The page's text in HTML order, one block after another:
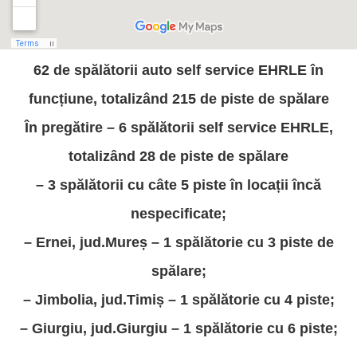
62 de spălătorii auto self service EHRLE în
funcțiune, totalizând 215 de piste de spălare
În pregătire – 6 spălătorii self service EHRLE,
totalizând 28 de piste de spălare
– 3 spălătorii cu câte 5 piste în locații încă
nespecificate;
– Ernei, jud.Mureș – 1 spălătorie cu 3 piste de
spălare;
– Jimbolia, jud.Timiș – 1 spălătorie cu 4 piste;
– Giurgiu, jud.Giurgiu – 1 spălătorie cu 6 piste;